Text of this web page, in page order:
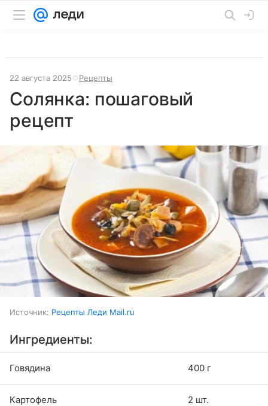
22 августа 2025 Рецепты
Солянка: пошаговый
рецепт
Источник: Рецепты Леди Mail.ru
Ингредиенты:
Говядина 400 г
Картофель 2 шт.